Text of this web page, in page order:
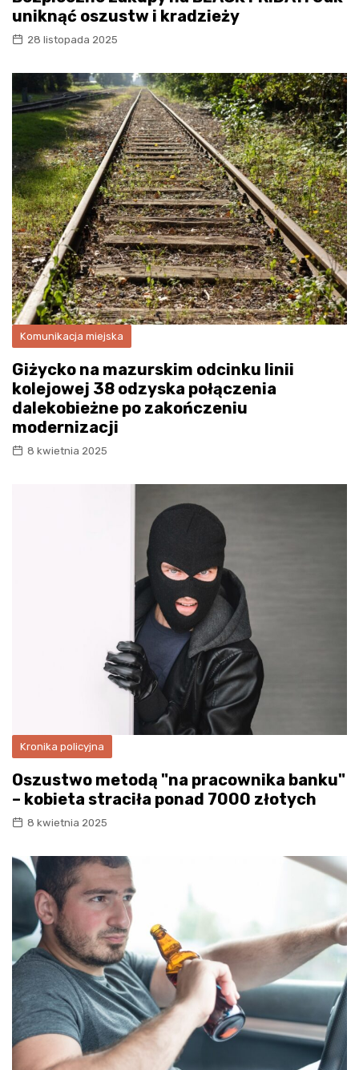
uniknąć oszustw i kradzieży
28 listopada 2025
Komunikacja miejska
Giżycko na mazurskim odcinku linii
kolejowej 38 odzyska połączenia
dalekobieżne po zakończeniu
modernizacji
8 kwietnia 2025
Kronika policyjna
Oszustwo metodą "na pracownika banku"
– kobieta straciła ponad 7000 złotych
8 kwietnia 2025